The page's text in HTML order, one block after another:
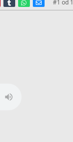
#1 od 1